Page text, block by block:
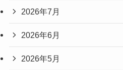
2026年7月
2026年6月
2026年5月